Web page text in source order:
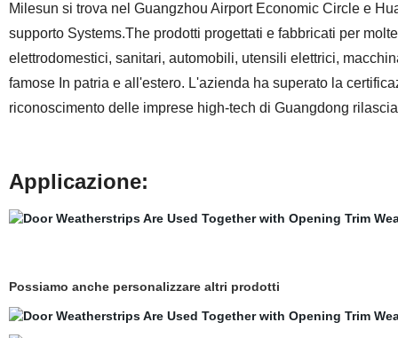
Milesun si trova nel Guangzhou Airport Economic Circle e
supporto Systems.The prodotti progettati e fabbricati per
elettrodomestici, sanitari, automobili, utensili elettrici,
famose In patria e all'estero. L'azienda ha superato la
riconoscimento delle imprese high-tech di Guangdong
Applicazione:
Possiamo anche personalizzare altri prodotti